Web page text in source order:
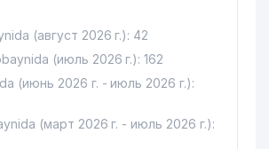
(август 2026 г.): 42
(июль 2026 г.): 162
(июнь 2026 г. - июль 2026 г.):
(март 2026 г. - июль 2026 г.):